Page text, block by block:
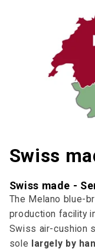
Swiss
Swiss made -
The Melano blue-
production facility
Swiss air-cushion
sole
largely by